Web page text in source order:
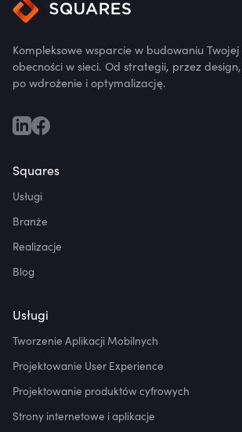
Kompleksowe wsparcie w budowaniu Twojej
obecności w sieci. Od strategii, przez
po wdrożenie i optymalizację.
Squares
Usługi
Branże
Realizacje
Blog
Usługi
Tworzenie Aplikacji Mobilnych
Projektowanie User Experience
Projektowanie produktów cyfrowych
Strony internetowe i aplikacje